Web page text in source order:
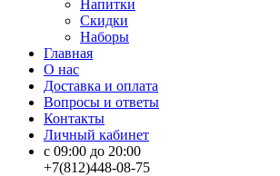
Напитки
Скидки
Наборы
Главная
О нас
Доставка и оплата
Вопросы и ответы
Контакты
Личный кабинет
с 09:00 до 20:00
+7(812)448-08-75